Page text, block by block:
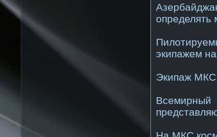
определять
экипажем
Экипаж МКС
Всемирный